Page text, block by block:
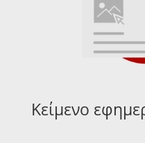
Κείμενο